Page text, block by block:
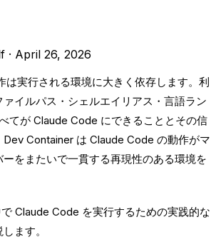
· April 26, 2026
は実行される環境に大きく依存します。利
イルパス・シェルエイリアス・言語ラン
てが Claude Code にできることとその信
Container は Claude Code の動作がマ
をまたいで一貫する再現性のある環境を
Claude Code を実行するための実践的な
ます。